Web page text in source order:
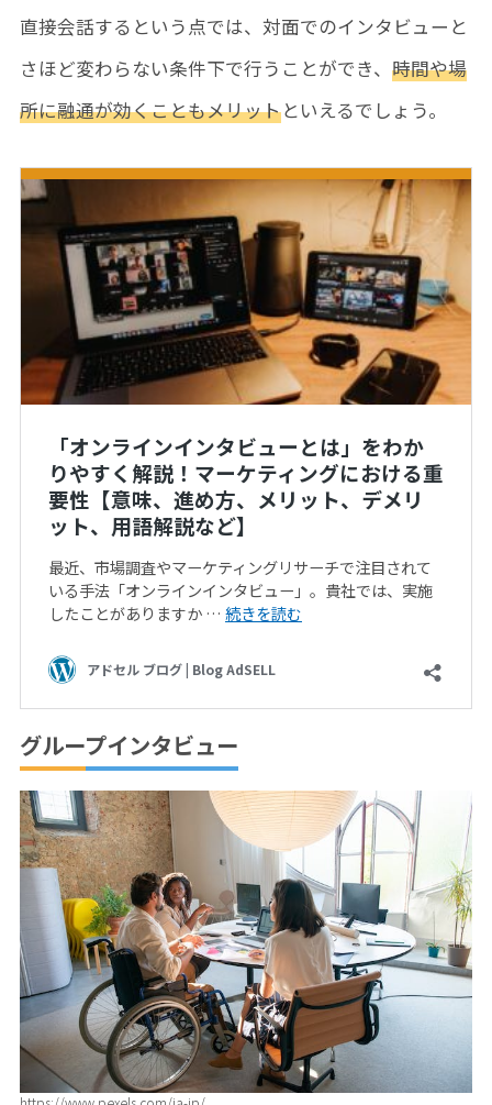
直接会話するという点では、対面でのインタビューと
さほど変わらない条件下で行うことができ、 時間や場
所に融通が効くこともメリットといえるでしょう。
グループインタビュー